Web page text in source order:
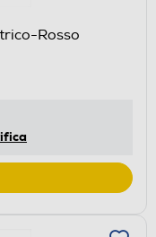
Rosso